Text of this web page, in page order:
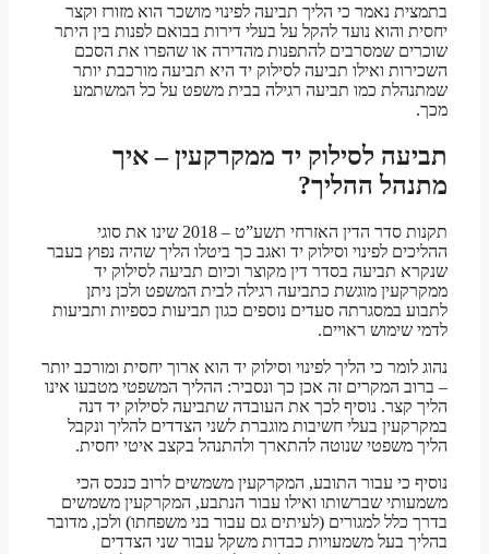
בתמצית נאמר כי הליך תביעה לפינוי מושכר הוא מזורז וקצר
יחסית והוא נועד להקל על בעלי דירות בבואם לפנות בין היתר
שוכרים שמסרבים להתפנות מהדירה או שהפרו את הסכם
השכירות ואילו תביעה לסילוק יד היא תביעה מורכבת יותר
שמתנהלת כמו תביעה רגילה בבית משפט על כל המשתמע
מכך.
תביעה לסילוק יד ממקרקעין – איך
מתנהל ההליך?
תקנות סדר הדין האזרחי תשע”ט – 2018 שינו את סוגי
ההליכים לפינוי וסילוק יד ואגב כך ביטלו הליך שהיה נפוץ בעבר
שנקרא תביעה בסדר דין מקוצר וכיום תביעה לסילוק יד
ממקרקעין מוגשת כתביעה רגילה לבית המשפט ולכן ניתן
לתבוע במסגרתה סעדים נוספים כגון תביעות כספיות ותביעות
לדמי שימוש ראויים.
נהוג לומר כי הליך לפינוי וסילוק יד הוא ארוך יחסית ומורכב יותר
– ברוב המקרים זה אכן כך ונסביר: ההליך המשפטי מטבעו אינו
הליך קצר. נוסיף לכך את העובדה שתביעה לסילוק יד דנה
במקרקעין בעלי חשיבות מוגברת לשני הצדדים להליך ונקבל
הליך משפטי שנוטה להתארך ולהתנהל בקצב איטי יחסית.
נוסיף כי עבור התובע, המקרקעין משמשים לרוב כנכס הכי
משמעותי שברשותו ואילו עבור הנתבע, המקרקעין משמשים
בדרך כלל למגורים (לעיתים גם עבור בני משפחתו) ולכן, מדובר
בהליך בעל משמעויות כבדות משקל עבור שני הצדדים